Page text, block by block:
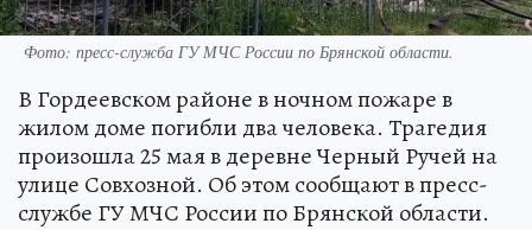
Фото: пресс-служба ГУ МЧС России по Брянской области.
В Гордеевском районе в ночном пожаре в
жилом доме погибли два человека. Трагедия
произошла 25 мая в деревне Черный Ручей на
улице Совхозной. Об этом сообщают в пресс-
службе ГУ МЧС России по Брянской области.